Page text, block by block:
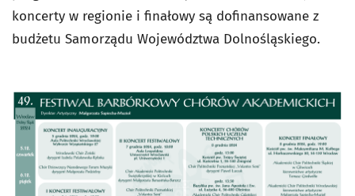
koncerty w regionie i finałowy są dofinansowane z
budżetu Samorządu Województwa Dolnośląskiego.